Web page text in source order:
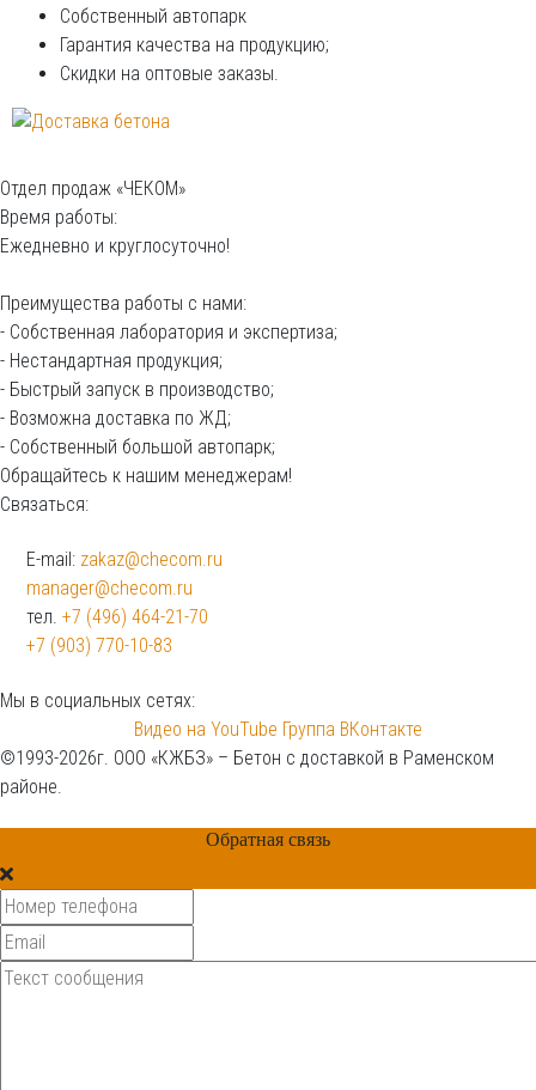
Собственный автопарк
Гарантия качества на продукцию;
Скидки на оптовые заказы.
Отдел продаж «ЧЕКОМ»
Время работы:
Ежедневно и круглосуточно!
Преимущества работы с нами:
- Собственная лаборатория и экспертиза;
- Нестандартная продукция;
- Быстрый запуск в производство;
- Возможна доставка по ЖД;
- Собственный большой автопарк;
Обращайтесь к нашим менеджерам!
Связаться:
E-mail: zakaz@checom.ru
manager@checom.ru
тел. +7 (496) 464-21-70
+7 (903) 770-10-83
Мы в социальных сетях:
Видео на YouTube Группа ВКонтакте
©1993-2026г. ООО «КЖБЗ» – Бетон с доставкой в Раменском
районе.
Обратная связь